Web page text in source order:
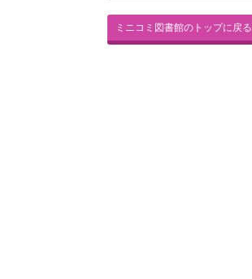
ミニコミ図書館のトップに戻る